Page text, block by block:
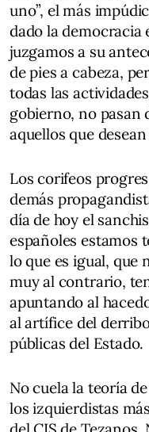
uno”, el más
dado la democracia
juzgamos a su
de pies a cabeza,
todas las
gobierno, no pasan
aquellos que
Los corifeos
demás
día de hoy el
españoles estamos
lo que es igual, que
muy al contrario,
apuntando al
al artífice del
públicas del Estado.
No cuela la teoría
los izquierdistas